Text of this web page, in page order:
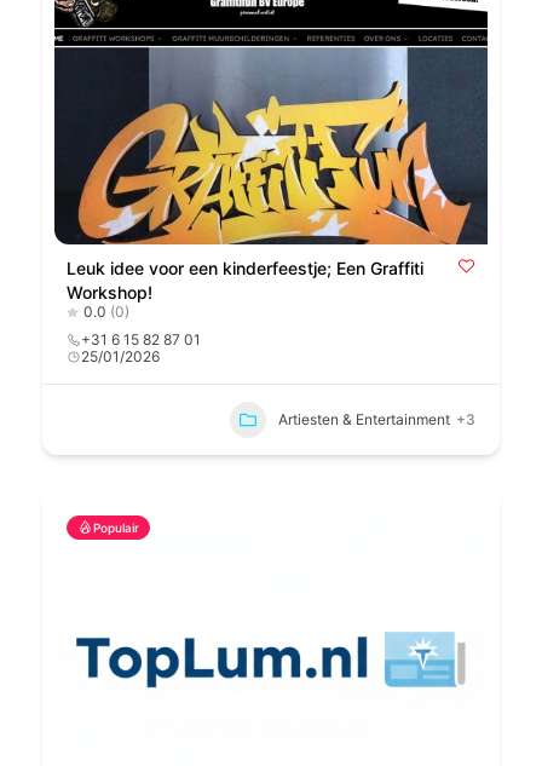
Leuk idee voor een kinderfeestje; Een Graffiti
Workshop!
0.0 (0)
+31 6 15 82 87 01
25/01/2026
Artiesten & Entertainment +3
Populair